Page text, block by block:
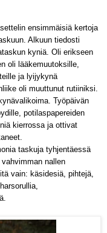
ensimmäisiä kertoja
Alkuun tiedosti
kyniä. Oli erikseen
oli lääkemuutoksille,
ja lyijykynä
oli muuttunut rutiiniksi.
Työpäivän
potilaspapereiden
kierrossa ja ottivat
taskuja tyhjentäessä
nallen
vain: käsidesiä, pihtejä,